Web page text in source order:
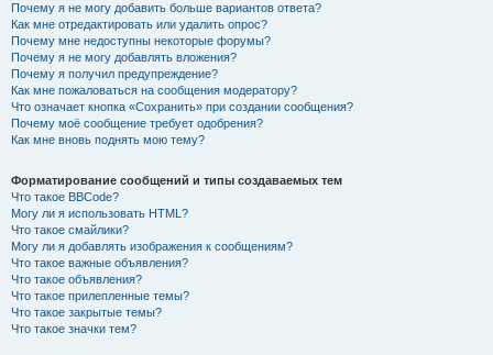
Почему я не могу добавить больше вариантов ответа?
Как мне отредактировать или удалить опрос?
Почему мне недоступны некоторые форумы?
Почему я не могу добавлять вложения?
Почему я получил предупреждение?
Как мне пожаловаться на сообщения модератору?
Что означает кнопка «Сохранить» при создании сообщения?
Почему моё сообщение требует одобрения?
Как мне вновь поднять мою тему?
Форматирование сообщений и типы создаваемых тем
Что такое BBCode?
Могу ли я использовать HTML?
Что такое смайлики?
Могу ли я добавлять изображения к сообщениям?
Что такое важные объявления?
Что такое объявления?
Что такое прилепленные темы?
Что такое закрытые темы?
Что такое значки тем?